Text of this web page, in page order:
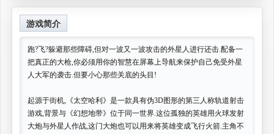
游戏简介
跑?飞?躲避那些障碍,但对一波又一波攻击的外星人进行还击.配备一
把真正的大枪,你必须用你的智慧在屏幕上导航来保护自己免受外星
人大军的袭击.但要小心那些关底的头目!
起源于街机,《太空哈利》是一款具有伪3D图形的第三人称轨道射击
游戏,背景与《幻想地带》位于同一世界.这位孤独的英雄用火球发射
大炮与外星人作战,这门大炮也可以用来将英雄变成飞行火箭.主角不